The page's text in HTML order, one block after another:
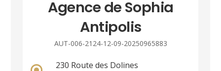
Agence de Sophia
Antipolis
AUT-006-2124-12-09-20250965883
230 Route des Dolines